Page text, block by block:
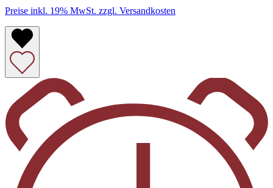
Preise inkl. 19% MwSt. zzgl. Versandkosten